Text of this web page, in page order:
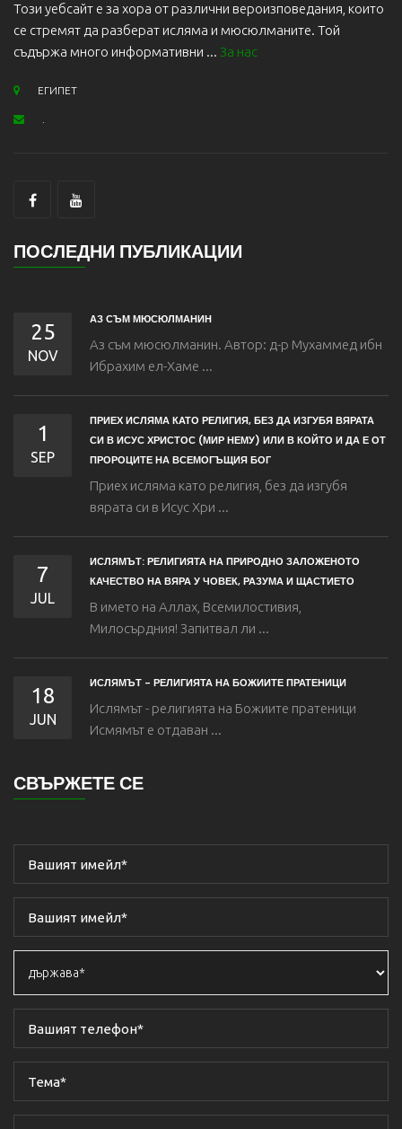
Този уебсайт е за хора от различни вероизповедания, които
се стремят да разберат исляма и мюсюлманите. Той
съдържа много информативни ... За нас
ЕГИПЕТ
ПОСЛЕДНИ ПУБЛИКАЦИИ
25
NOV
АЗ СЪМ МЮСЮЛМАНИН
Аз съм мюсюлманин. Автор: д-р Мухаммед ибн
Ибрахим eл-Хаме ...
1
SEP
ПРИЕХ ИСЛЯМА КАТО РЕЛИГИЯ, БЕЗ ДА ИЗГУБЯ ВЯРАТА
СИ В ИСУС ХРИСТОС (МИР НЕМУ) ИЛИ В КОЙТО И ДА Е ОТ
ПРОРОЦИТЕ НА ВСЕМОГЪЩИЯ БОГ
Приех исляма като религия, без да изгубя
вярата си в Исус Хри ...
7
JUL
ИСЛЯМЪТ: РЕЛИГИЯТА НА ПРИРОДНО ЗАЛОЖЕНОТО
КАЧЕСТВО НА ВЯРА У ЧОВЕК, РАЗУМА И ЩАСТИЕТО
В името на Аллах, Всемилостивия,
Милосърдния! Запитвал ли ...
18
JUN
ИСЛЯМЪТ - РЕЛИГИЯТА НА БОЖИИТЕ ПРАТЕНИЦИ
Ислямът - религията на Божиите пратеници
Исмямът е отдаван ...
СВЪРЖЕТЕ СЕ